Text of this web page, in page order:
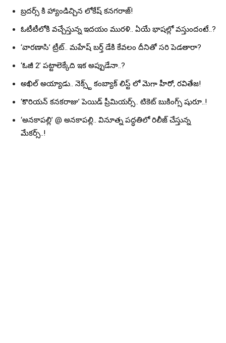
బ్రదర్స్ కి హ్యాండిచ్చిన లోకేష్ కనగరాజ్!
ఓటీటీలోకి వచ్చేస్తున్న ఇదయం మురళి.. ఏయే భాషల్లో వస్తుందంటే..?
‘వారణాసి’ ట్రీట్.. మహేష్ బర్త్ డేకి కేవలం దీనితో సరి పెడతారా?
‘ఓజీ 2’ పట్టాలెక్కేది ఇక అప్పుడేనా..?
అఖిల్ అయ్యాడు.. నెక్స్ట్ కంబ్యాక్ లిస్ట్ లో మెగా హీరో, రవితేజ!
‘కొరియన్ కనకరాజు’ పెయిడ్ ప్రీమియర్స్.. టికెట్ బుకింగ్స్ షురూ..!
‘అనకాపల్లి’ @ అనకాపల్లి.. వినూత్న పద్ధతిలో రిలీజ్ చేస్తున్న
మేకర్స్..!